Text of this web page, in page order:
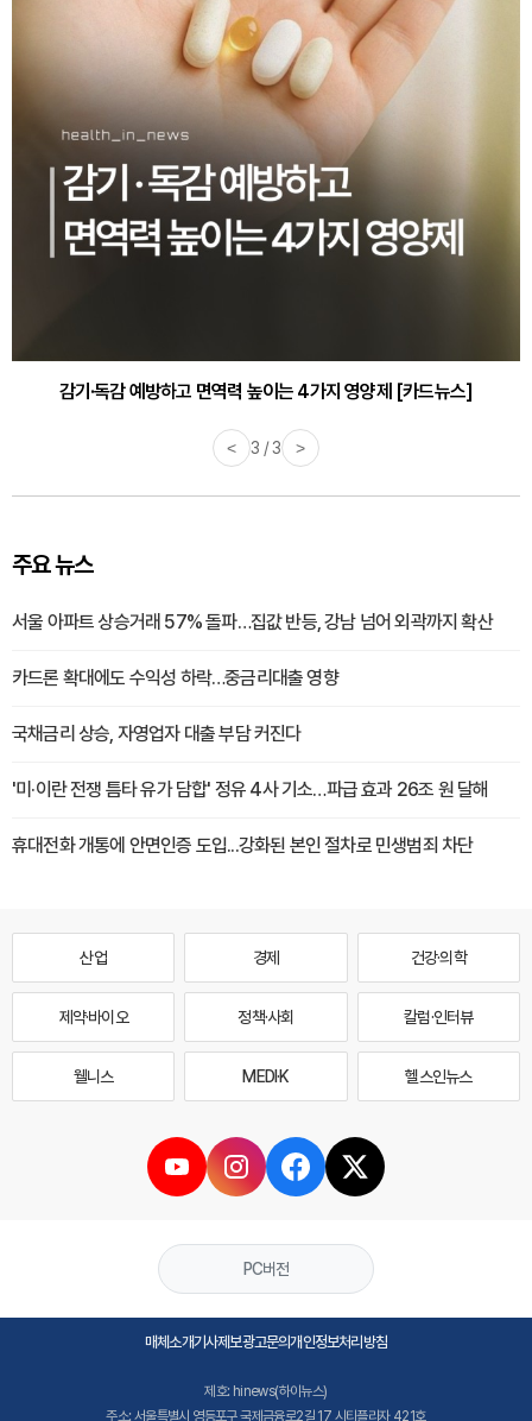
감기·독감 예방하고 면역력 높이는 4가지 영양제 [카드뉴스]
< 3 / 3 >
주요 뉴스
서울 아파트 상승거래 57% 돌파…집값 반등, 강남 넘어 외곽까지 확산
카드론 확대에도 수익성 하락…중금리대출 영향
국채금리 상승, 자영업자 대출 부담 커진다
'미·이란 전쟁 틈타 유가 담합' 정유 4사 기소…파급 효과 26조 원 달해
휴대전화 개통에 안면인증 도입...강화된 본인 절차로 민생범죄 차단
산업 경제 건강·의학
제약·바이오 정책·사회 칼럼·인터뷰
웰니스 MEDI·K 헬스인뉴스
PC버전
매체소개기사제보광고문의개인정보처리방침
제호: hinews(하이뉴스)
주소: 서울특별시 영등포구 국제금융로2길 17 시티플라자 421호